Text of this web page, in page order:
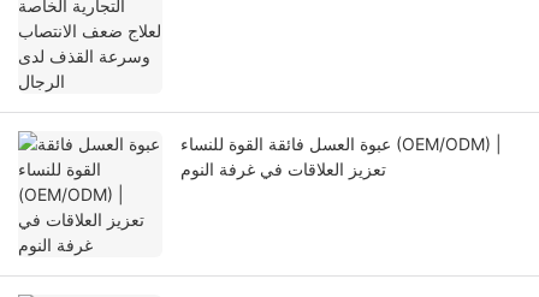
عبوة العسل فائقة القوة للنساء (OEM/ODM) |
تعزيز العلاقات في غرفة النوم